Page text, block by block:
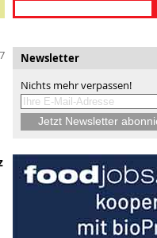
Newsletter
Nichts mehr verpassen!